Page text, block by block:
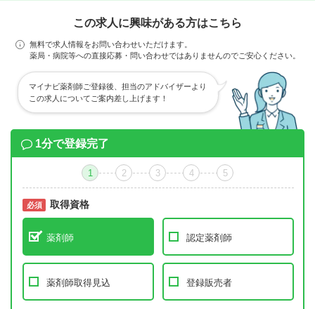
この求人に興味がある方はこちら
無料で求人情報をお問い合わせいただけます。
薬局・病院等への直接応募・問い合わせではありませんのでご安心ください。
マイナビ薬剤師ご登録後、担当のアドバイザーより
この求人についてご案内差し上げます！
1分で登録完了
1 2 3 4 5
必須 取得資格
薬剤師 認定薬剤師
薬剤師取得見込 登録販売者